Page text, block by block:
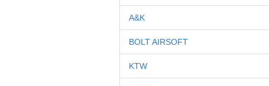
A&K
BOLT AIRSOFT
KTW